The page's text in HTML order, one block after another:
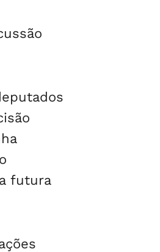
futura